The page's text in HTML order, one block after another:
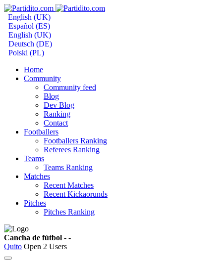
English (UK)
Español (ES)
English (UK)
Deutsch (DE)
Polski (PL)
Home
Community
Community feed
Blog
Dev Blog
Ranking
Contact
Footballers
Footballers Ranking
Referees Ranking
Teams
Teams Ranking
Matches
Recent Matches
Recent Kickaorunds
Pitches
Pitches Ranking
Cancha de fútbol - -
Quito Open 2 Users